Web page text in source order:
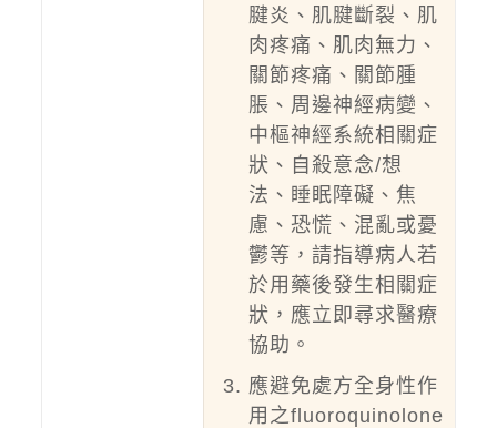
腱炎、肌腱斷裂、肌
肉疼痛、肌肉無力、
關節疼痛、關節腫
脹、周邊神經病變、
中樞神經系統相關症
狀、自殺意念/想
法、睡眠障礙、焦
慮、恐慌、混亂或憂
鬱等，請指導病人若
於用藥後發生相關症
狀，應立即尋求醫療
協助。
應避免處方全身性作
用之fluoroquinolone